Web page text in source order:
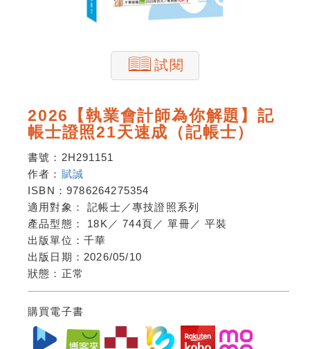
試閱
2026【執業會計師為你解題】記
帳士證照21天速成（記帳士）
書號： 2H291151
作者： 賦誠
ISBN： 9786264275354
適用對象：記帳士／專技證照系列
產品型態： 18K ／744頁 ／單冊 ／平裝
出版單位： 千華
出版日期： 2026/05/10
狀態： 正常
購買電子書